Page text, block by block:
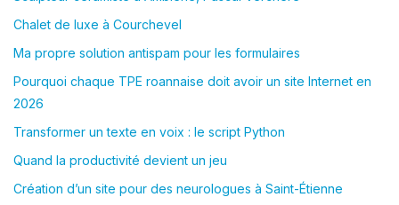
Chalet de luxe à Courchevel
Ma propre solution antispam pour les formulaires
Pourquoi chaque TPE roannaise doit avoir un site Internet en
2026
Transformer un texte en voix : le script Python
Quand la productivité devient un jeu
Création d’un site pour des neurologues à Saint-Étienne